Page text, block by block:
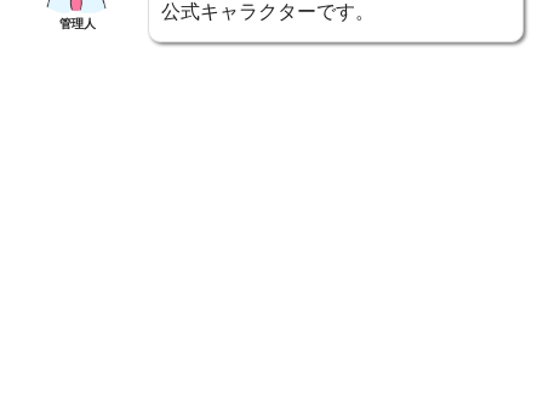
管理人
公式キャラクターです。